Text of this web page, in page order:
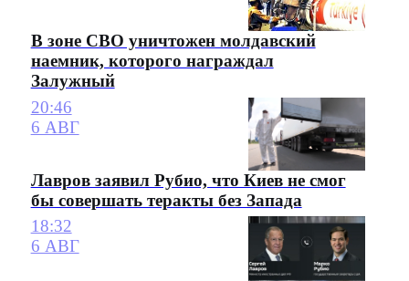
В зоне СВО уничтожен молдавский
наемник, которого награждал
Залужный
20:46
6 АВГ
Лавров заявил Рубио, что Киев не смог
бы совершать теракты без Запада
18:32
6 АВГ